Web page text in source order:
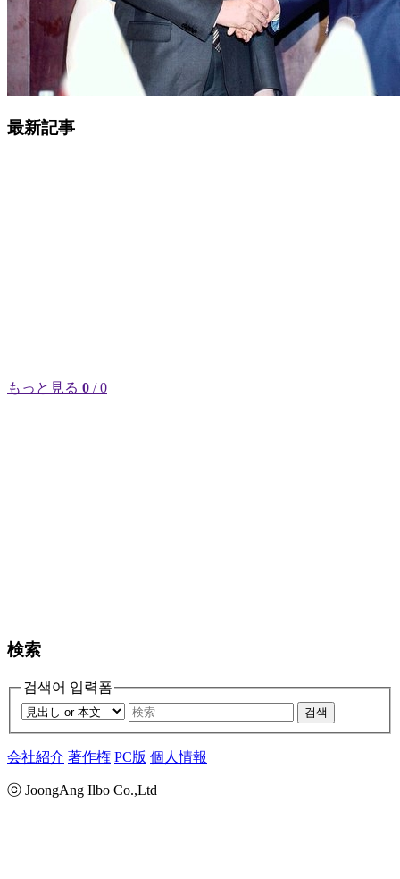
最新記事
もっと見る 0 / 0
検索
검색어 입력폼
검색
会社紹介 著作権 PC版 個人情報
ⓒ JoongAng Ilbo Co.,Ltd